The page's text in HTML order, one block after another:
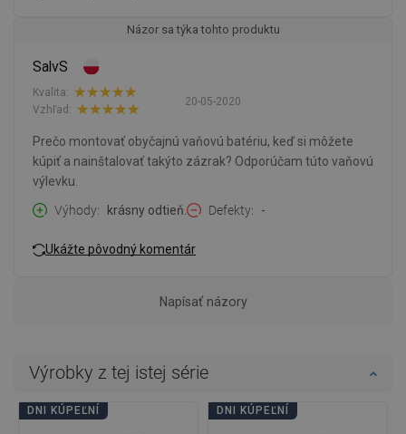
Názor sa týka tohto produktu
SalvS
20-05-2020
Kvalita:
Vzhľad:
Prečo montovať obyčajnú vaňovú batériu, keď si môžete
kúpiť a nainštalovať takýto zázrak? Odporúčam túto vaňovú
výlevku.
Výhody
krásny odtieň. Defekty -
Ukážte pôvodný komentár
Napísať názory
Výrobky z tej istej série
DNI KÚPEĽNÍ DNI KÚPEĽNÍ